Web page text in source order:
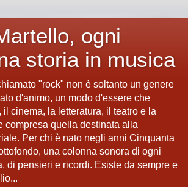
ogni
storia in musica
"rock" non è soltanto un genere
d'animo, un modo d'essere che
cinema, la letteratura, il teatro e la
compresa quella destinata alla
Per chi è nato negli anni Cinquanta
una colonna sonora di ogni
di pensieri e ricordi. Esiste da sempre e